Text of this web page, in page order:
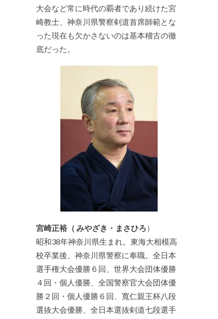
大会など常に時代の覇者であり続けた宮
崎教士、神奈川県警察剣道首席師範とな
った現在も欠かさないのは基本稽古の徹
底だった。
宮崎正裕（ みやざき・まさひろ）
昭和38年神奈川県生まれ。東海大相模高
校卒業後、神奈川県警察に奉職。全日本
選手権大会優勝６回、世界大会団体優勝
４回・個人優勝、全国警察官大会団体優
勝２回・個人優勝６回、寬仁親王杯八段
選抜大会優勝、全日本選抜剣道七段選手